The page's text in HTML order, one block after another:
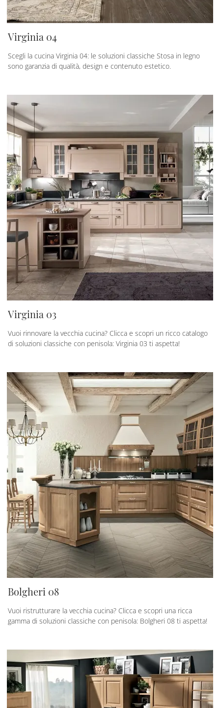
Virginia 04
Scegli la cucina Virginia 04: le soluzioni classiche Stosa in legno
sono garanzia di qualità, design e contenuto estetico.
Virginia 03
Vuoi rinnovare la vecchia cucina? Clicca e scopri un ricco catalogo
di soluzioni classiche con penisola: Virginia 03 ti aspetta!
Bolgheri 08
Vuoi ristrutturare la vecchia cucina? Clicca e scopri una ricca
gamma di soluzioni classiche con penisola: Bolgheri 08 ti aspetta!